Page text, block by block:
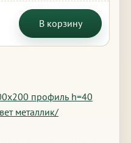
В корзину
профиль h=40
металлик/